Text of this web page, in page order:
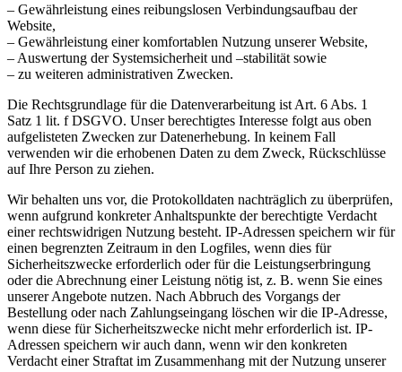
– Gewährleistung eines reibungslosen Verbindungsaufbau der
Website,
– Gewährleistung einer komfortablen Nutzung unserer Website,
– Auswertung der Systemsicherheit und –stabilität sowie
– zu weiteren administrativen Zwecken.
Die Rechtsgrundlage für die Datenverarbeitung ist Art. 6 Abs. 1
Satz 1 lit. f DSGVO. Unser berechtigtes Interesse folgt aus oben
aufgelisteten Zwecken zur Datenerhebung. In keinem Fall
verwenden wir die erhobenen Daten zu dem Zweck, Rückschlüsse
auf Ihre Person zu ziehen.
Wir behalten uns vor, die Protokolldaten nachträglich zu überprüfen,
wenn aufgrund konkreter Anhaltspunkte der berechtigte Verdacht
einer rechtswidrigen Nutzung besteht. IP-Adressen speichern wir für
einen begrenzten Zeitraum in den Logfiles, wenn dies für
Sicherheitszwecke erforderlich oder für die Leistungserbringung
oder die Abrechnung einer Leistung nötig ist, z. B. wenn Sie eines
unserer Angebote nutzen. Nach Abbruch des Vorgangs der
Bestellung oder nach Zahlungseingang löschen wir die IP-Adresse,
wenn diese für Sicherheitszwecke nicht mehr erforderlich ist. IP-
Adressen speichern wir auch dann, wenn wir den konkreten
Verdacht einer Straftat im Zusammenhang mit der Nutzung unserer